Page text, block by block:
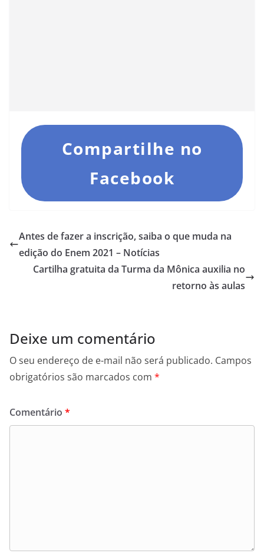
Compartilhe no
Facebook
Antes de fazer a inscrição, saiba o que muda na
edição do Enem 2021 – Notícias
Cartilha gratuita da Turma da Mônica auxilia no
retorno às aulas
Deixe um comentário
O seu endereço de e-mail não será publicado. Campos
obrigatórios são marcados com *
Comentário *